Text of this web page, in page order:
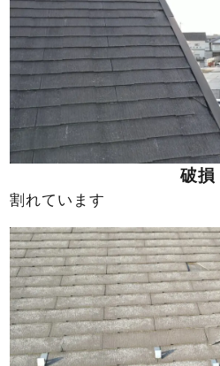
破損
割れています